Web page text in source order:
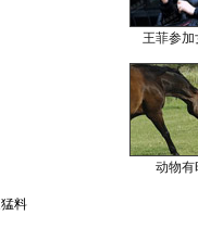
王菲参
动物有
料